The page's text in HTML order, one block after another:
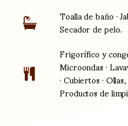
Toalla de baño ·
Secador de pelo.
Frigorífico y
Microondas ·
· Cubiertos ·
Productos de